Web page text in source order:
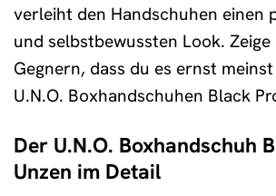
verleiht den Handschuhen einen
und selbstbewussten Look. Zeige
Gegnern, dass du es ernst
U.N.O. Boxhandschuhen Black
Der U.N.O. Boxhandschuh
Unzen im Detail